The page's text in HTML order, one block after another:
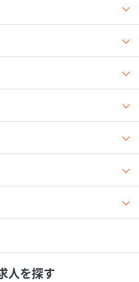
人を探す